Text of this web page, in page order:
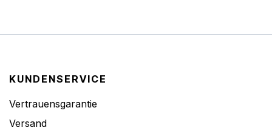
KUNDENSERVICE
Vertrauensgarantie
Versand